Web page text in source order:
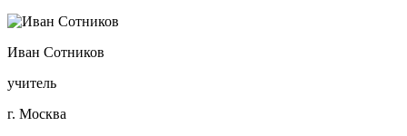
Иван Сотников
учитель
г. Москва